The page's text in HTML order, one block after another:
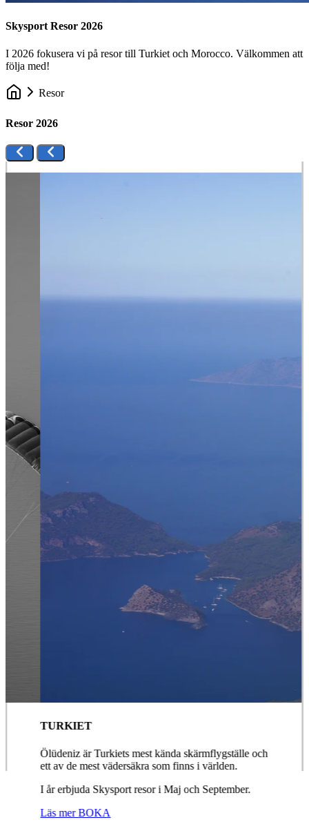
Skysport Resor 2026
I 2026 fokusera vi på resor till Turkiet och Morocco. Välkommen att
följa med!
Resor
Resor 2026
TURKIET
Ölüdeniz är Turkiets mest kända skärmflygställe och
ett av de mest vädersäkra som finns i världen.
I år erbjuda Skysport resor i Maj och September.
Läs merBOKA